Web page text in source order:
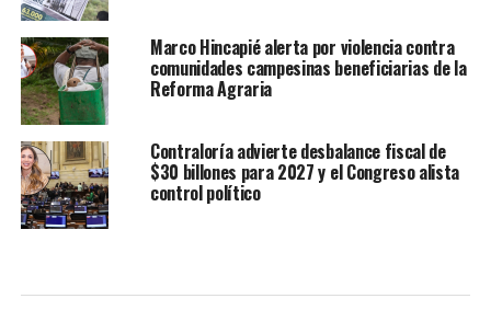
Marco Hincapié alerta por violencia contra
comunidades campesinas beneficiarias de la
Reforma Agraria
Contraloría advierte desbalance fiscal de
$30 billones para 2027 y el Congreso alista
control político